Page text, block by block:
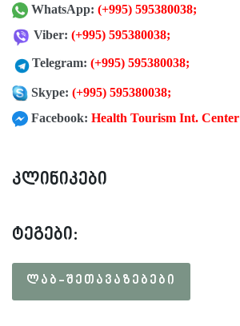
WhatsApp: (+995) 595380038;
Viber: (+995) 595380038;
Telegram: (+995) 595380038;
Skype: (+995) 595380038;
Facebook: Health Tourism Int. Center
კლინიკები
ტეგები:
ᲚᲐᲑ-ᲨᲔᲗᲐᲕᲐᲖᲔᲑᲔᲑᲘ